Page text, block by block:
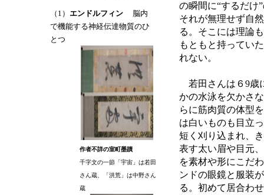
（1） エンドルフィン
脳内
で機能する神経伝達物質のひ
とつ
作者不詳の室町墨蹟
千字文の一節「宇宙」は若田
さん蔵、「洪荒」は中野さん
蔵
の瞬間に“するだけ
それが無理せず自
る。そこには理論
もともと持ってい
れない。
若田さんは６9歳
かの水泳を欠かさ
らに筋肉質の体型
は白いものも目立
短く刈り込まれ、
表す太い眉や目元
を素材や形にこだ
ンドの眼鏡と服装
る。初めて居合わ